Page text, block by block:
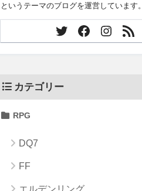
というテーマのブログを運営しています。
カテゴリー
RPG
DQ7
FF
エルデンリング